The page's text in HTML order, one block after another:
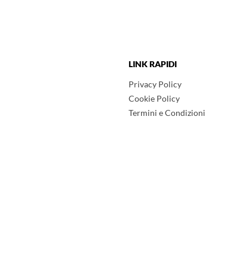
LINK RAPIDI
Privacy Policy
Cookie Policy
Termini e Condizioni